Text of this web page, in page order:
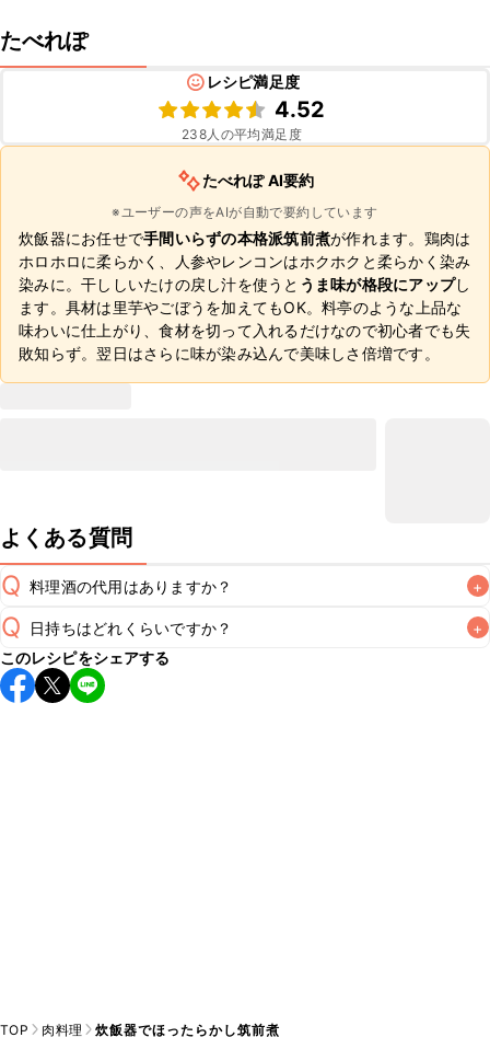
たべれぽ
レシピ満足度
4.52
238人の平均満足度
たべれぽ AI要約
※ユーザーの声をAIが自動で要約しています
炊飯器にお任せで手間いらずの本格派筑前煮が作れます。鶏肉は
ホロホロに柔らかく、人参やレンコンはホクホクと柔らかく染み
染みに。干ししいたけの戻し汁を使うと うま味が格段にアップし
ます。具材は里芋やごぼうを加えてもOK。料亭のような上品な
味わいに仕上がり、食材を切って入れるだけなので初心者でも失
敗知らず。翌日はさらに味が染み込んで美味しさ倍増です。
よくある質問
Q 料理酒の代用はありますか？ +
A
Q 日持ちはどれくらいですか？ +
保存期間は冷蔵で翌日中が目安です。なるべくお早めにお召
し上がりください。
このレシピをシェアする
TOP 肉料理 炊飯器でほったらかし筑前煮